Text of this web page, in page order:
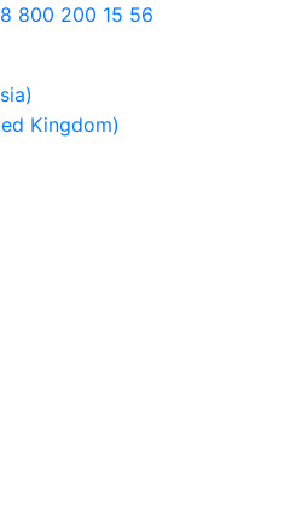
8 800 200 15 56